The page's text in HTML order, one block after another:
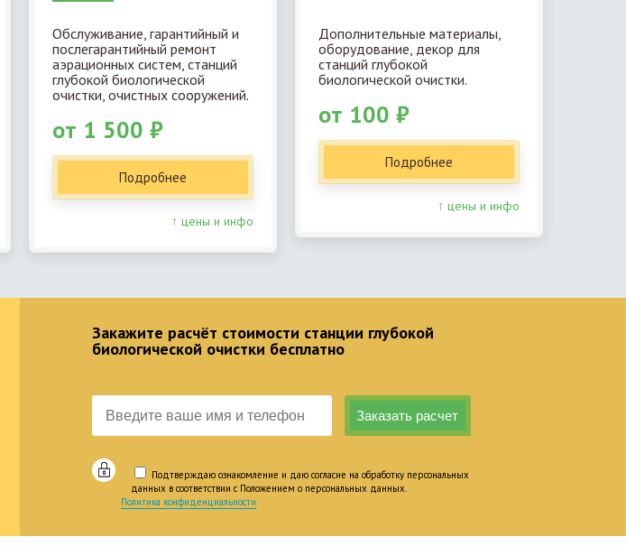
Обслуживание, гарантийный и
послегарантийный ремонт
аэрационных систем, станций
глубокой биологической
очистки, очистных сооружений.
от 1 500 ₽
Подробнее
↑ цены и инфо
Дополнительные материалы,
оборудование, декор для
станций глубокой
биологической очистки.
от 100 ₽
Подробнее
↑ цены и инфо
Закажите расчёт стоимости станции глубокой
биологической очистки бесплатно
Подтверждаю ознакомление и даю согласие на обработку персональных
данных в соответствии с Положением о персональных данных.
Политика конфиденциальности